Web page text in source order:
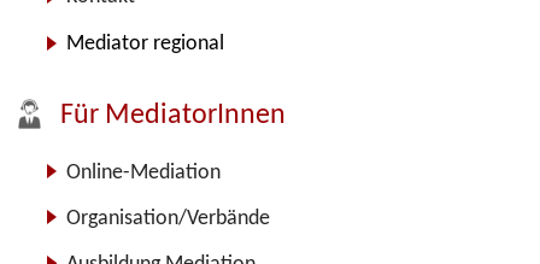
Mediator regional
Für MediatorInnen
Online-Mediation
Organisation/Verbände